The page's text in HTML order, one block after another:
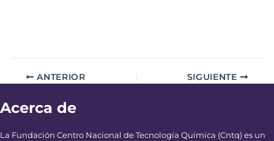
ANTERIOR SIGUIENTE
Acerca de
La Fundación Centro Nacional de Tecnología Química (Cntq) es un